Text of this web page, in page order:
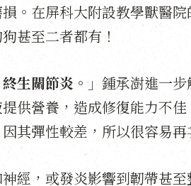
。在屏科大附設教學獸醫
甚至二者都有！
生關節炎。 」鍾承澍進一
供營養，造成修復能力不
其彈性較差，所以很容易再
經，或發炎影響到韌帶甚